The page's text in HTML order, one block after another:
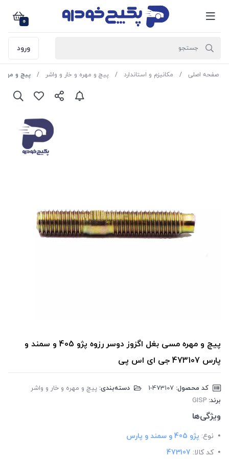
0
ورود
صفحه اصلی مکانیزم و استاندارد پیچ و مهره و خار و واشر پیچ و مهره مسی بغل
پیچ و مهره مسی بغل اگزوز دوسر رزوه پژو 405 و سمند و
پارس 473107 جی ای اس پی
کد محصول: دسته‌بندی: پیچ و مهره و خار و واشر
برند: GISP
ویژگی‌ها
نوع: پژو 405 و سمند و پارس
کد کالا: 473107